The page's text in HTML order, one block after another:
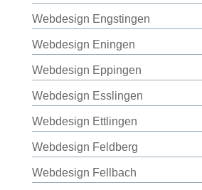
Webdesign Engstingen
Webdesign Eningen
Webdesign Eppingen
Webdesign Esslingen
Webdesign Ettlingen
Webdesign Feldberg
Webdesign Fellbach